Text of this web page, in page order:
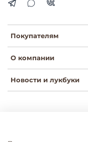
Покупателям
О компании
Новости и лукбуки